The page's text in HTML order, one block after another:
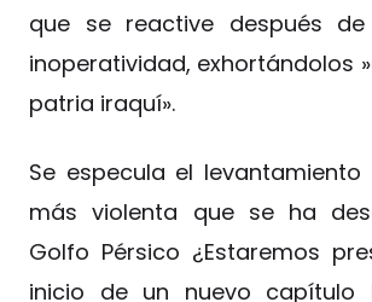
que se reactive después
inoperatividad, exhortándolos
patria iraquí».
Se especula el
más violenta que se ha
Golfo Pérsico ¿Estaremos
inicio de un nuevo capítulo